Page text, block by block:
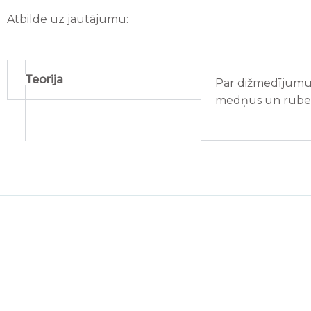
Atbilde uz jautājumu:
Teorija
Par
medņus un